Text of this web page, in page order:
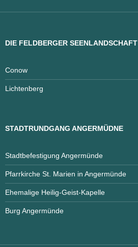
DIE FELDBERGER SEENLANDSCHAFT
Conow
Lichtenberg
STADTRUNDGANG ANGERMÜDNE
Stadtbefestigung Angermünde
Pfarrkirche St. Marien in Angermünde
Ehemalige Heilig-Geist-Kapelle
Burg Angermünde